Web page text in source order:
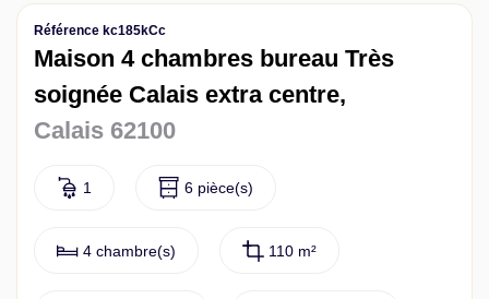
Référence kc185kCc
Maison 4 chambres bureau Très
soignée Calais extra centre,
Calais 62100
1 6 pièce(s)
4 chambre(s) 110 m²